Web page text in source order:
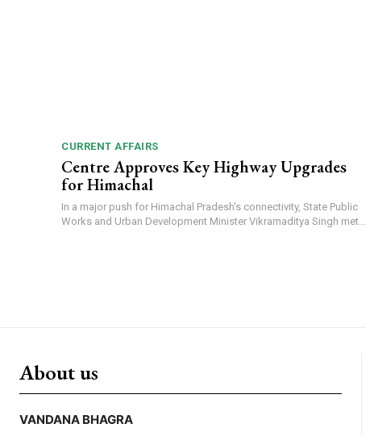
CURRENT AFFAIRS
Centre Approves Key Highway Upgrades
for Himachal
In a major push for Himachal Pradesh's connectivity, State Public
Works and Urban Development Minister Vikramaditya Singh met...
About us
VANDANA BHAGRA